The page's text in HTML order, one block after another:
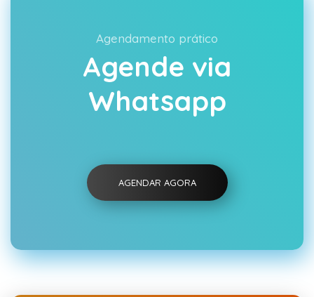
Agendamento prático
Agende via
Whatsapp
AGENDAR AGORA